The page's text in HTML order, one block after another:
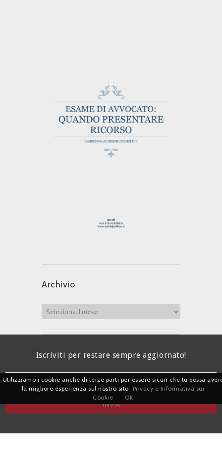
Archivio
Iscriviti per restare sempre aggiornato!
Utilizziamo i cookie anche di terze parti per essere sicuri che tu possa
la migliore esperienza sul nostro sito
Privacy e Informativa sui
Cookie
OK